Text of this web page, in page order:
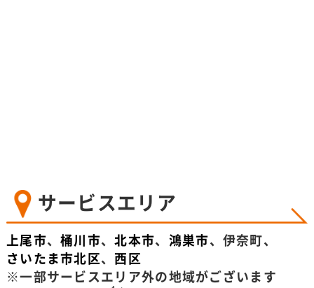
サービスエリア
上尾市、桶川市、北本市、 鴻巣市、伊奈町、
さいたま市北区、 西区
※一部サービスエリア外の地域がございます